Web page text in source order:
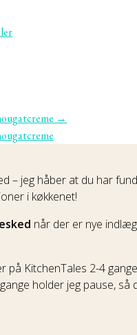
→
– jeg håber at du har
i køkkenet!
når der er nye
på KitchenTales 2-4
holder jeg pause, så